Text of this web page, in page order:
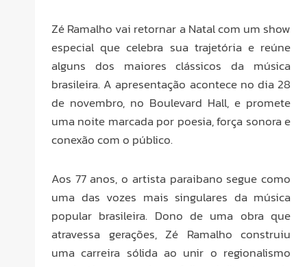
Zé Ramalho vai retornar a Natal com um show
especial que celebra sua trajetória e reúne
alguns dos maiores clássicos da música
brasileira. A apresentação acontece no dia 28
de novembro, no Boulevard Hall, e promete
uma noite marcada por poesia, força sonora e
conexão com o público.
Aos 77 anos, o artista paraibano segue como
uma das vozes mais singulares da música
popular brasileira. Dono de uma obra que
atravessa gerações, Zé Ramalho construiu
uma carreira sólida ao unir o regionalismo